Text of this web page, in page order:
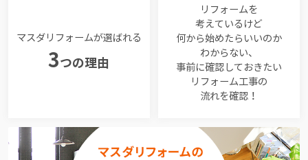
マスダリフォームが選ばれる
3つの理由
リフォームを
考えているけど
何から始めたらいいのか
わからない、
事前に確認しておきたい
リフォーム工事の
流れを確認！